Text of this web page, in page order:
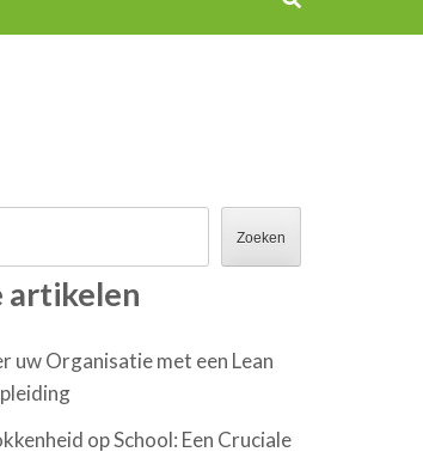
Zoeken
artikelen
uw Organisatie met een Lean
op School: Een Cruciale